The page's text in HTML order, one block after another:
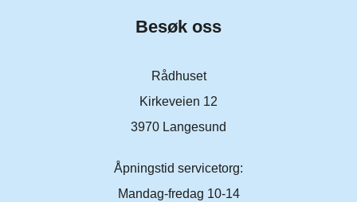
Besøk oss
Rådhuset
Kirkeveien 12
3970 Langesund
Åpningstid servicetorg:
Mandag-fredag 10-14